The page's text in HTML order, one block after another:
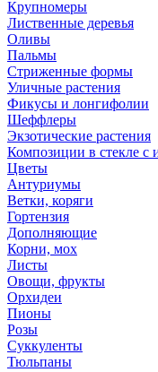
Крупномеры
Лиственные деревья
Оливы
Пальмы
Стриженные формы
Уличные растения
Фикусы и лонгифолии
Шеффлеры
Экзотические растения
Композиции в стекле с
Цветы
Антуриумы
Ветки, коряги
Гортензия
Дополняющие
Корни, мох
Листы
Овощи, фрукты
Орхидеи
Пионы
Розы
Суккуленты
Тюльпаны